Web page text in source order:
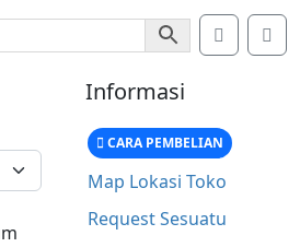
Account
Informasi
CARA PEMBELIAN
Map Lokasi Toko
Request Sesuatu